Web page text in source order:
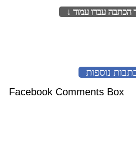
עברו עמוד ↓
נוספות
Facebook Comments Box